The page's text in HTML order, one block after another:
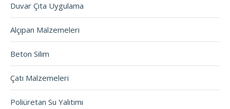
Duvar Çıta Uygulama
Alçıpan Malzemeleri
Beton Silim
Çatı Malzemeleri
Poliüretan Su Yalıtımı